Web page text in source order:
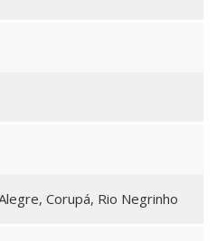
Corupá, Rio Negrinho